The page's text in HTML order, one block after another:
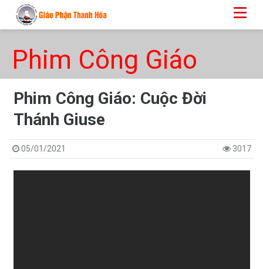
Phim Công Giáo
Phim Công Giáo: Cuộc Đời
Thánh Giuse
05/01/2021 3017